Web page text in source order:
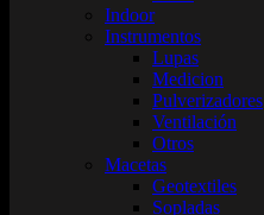
Indoor
Instrumentos
Lupas
Medicion
Pulverizadores
Ventilación
Otros
Macetas
Geotextiles
Sopladas